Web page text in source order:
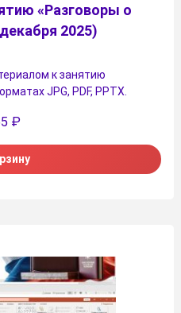
«Разговоры о
2025)
к занятию
JPG, PDF, PPTX.
₽